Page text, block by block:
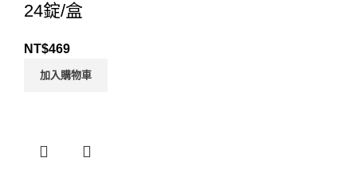
24錠/盒
NT$469
加入購物車